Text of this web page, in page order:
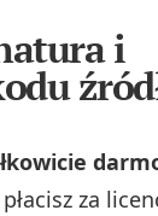
i
za